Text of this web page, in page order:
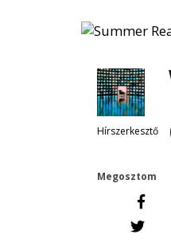
Hírszerkesztő
Megosztom